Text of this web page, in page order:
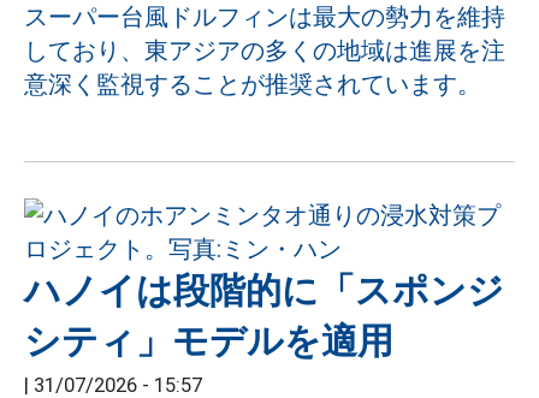
スーパー台風ドルフィンは最大の勢力を維持
しており、東アジアの多くの地域は進展を注
意深く監視することが推奨されています。
ハノイは段階的に「スポンジ
シティ」モデルを適用
| 31/07/2026 - 15:57